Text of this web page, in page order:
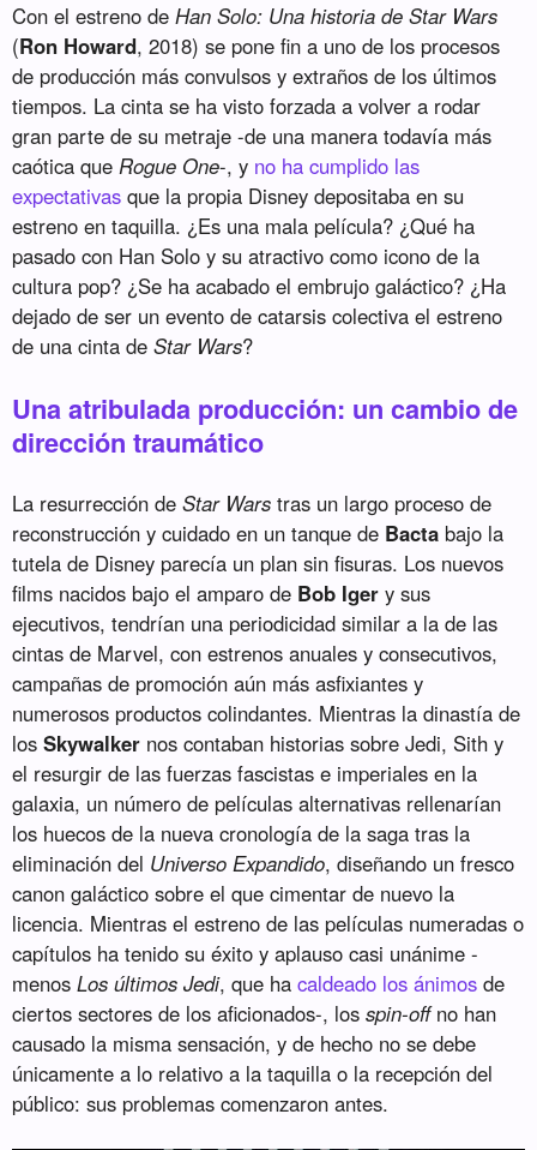
Con el estreno deHan Solo: Una historia de Star Wars
(Ron Howard, 2018) se pone fin a uno de los procesos
de producción más convulsos y extraños de los últimos
tiempos. La cinta se ha visto forzada a volver a rodar
gran parte de su metraje -de una manera todavía más
caótica queRogue One-, y no ha cumplido las
expectativas que la propia Disney depositaba en su
estreno en taquilla. ¿Es una mala película? ¿Qué ha
pasado con Han Solo y su atractivo como icono de la
cultura pop? ¿Se ha acabado el embrujo galáctico? ¿Ha
dejado de ser un evento de catarsis colectiva el estreno
de una cinta de Star Wars?
Una atribulada producción: un cambio de
dirección traumático
La resurrección deStar Wars tras un largo proceso de
reconstrucción y cuidado en un tanque de Bacta bajo la
tutela de Disney parecía un plan sin fisuras. Los nuevos
films nacidos bajo el amparo de Bob Iger y sus
ejecutivos, tendrían una periodicidad similar a la de las
cintas de Marvel, con estrenos anuales y consecutivos,
campañas de promoción aún más asfixiantes y
numerosos productos colindantes. Mientras la dinastía de
losSkywalker nos contaban historias sobre Jedi, Sith y
el resurgir de las fuerzas fascistas e imperiales en la
galaxia, un número de películas alternativas rellenarían
los huecos de la nueva cronología de la saga tras la
eliminación del Universo Expandido, diseñando un fresco
canon galáctico sobre el que cimentar de nuevo la
licencia. Mientras el estreno de las películas numeradas o
capítulos ha tenido su éxito y aplauso casi unánime -
menosLos últimos Jedi, que hacaldeado los ánimos de
ciertos sectores de los aficionados-, losspin-offno han
causado la misma sensación, y de hecho no se debe
únicamente a lo relativo a la taquilla o la recepción del
público: sus problemas comenzaron antes.